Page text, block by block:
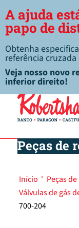
A ajuda
papo de
Obtenha
referência
Veja nosso novo
inferior direito!
Peças de
Início ' Peças
Válvulas de gás
700-204